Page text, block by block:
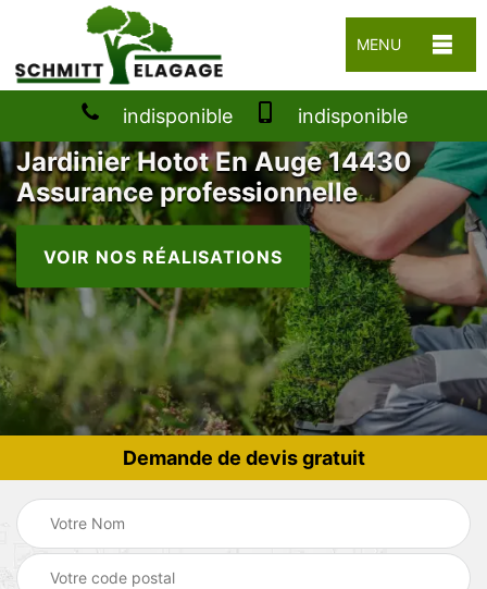
MENU
indisponible indisponible
Jardinier Hotot En Auge 14430
Assurance professionnelle
VOIR NOS RÉALISATIONS
Demande de devis gratuit